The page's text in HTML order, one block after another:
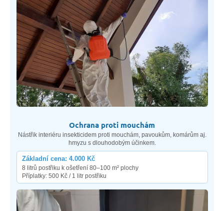
Ochrana proti mouchám
Nástřik interiéru insekticidem proti mouchám, pavoukům, komárům aj.
hmyzu s dlouhodobým účinkem.
Základní cena: 4.000 Kč
8 litrů postřiku k ošetření 80–100 m² plochy
Příplatky: 500 Kč / 1 litr postřiku